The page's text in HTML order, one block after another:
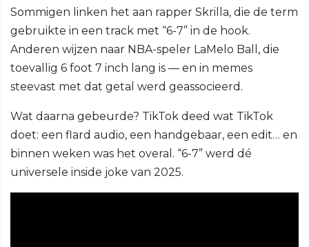
Sommigen linken het aan rapper Skrilla, die de term
gebruikte in een track met “6-7” in de hook.
Anderen wijzen naar NBA-speler LaMelo Ball, die
toevallig 6 foot 7 inch lang is — en in memes
steevast met dat getal werd geassocieerd.
Wat daarna gebeurde? TikTok deed wat TikTok
doet: een flard audio, een handgebaar, een edit… en
binnen weken was het overal. “6-7” werd dé
universele inside joke van 2025.